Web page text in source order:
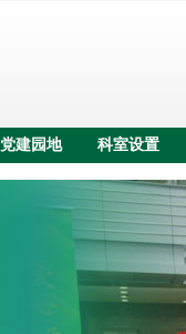
党建园地 科室设置